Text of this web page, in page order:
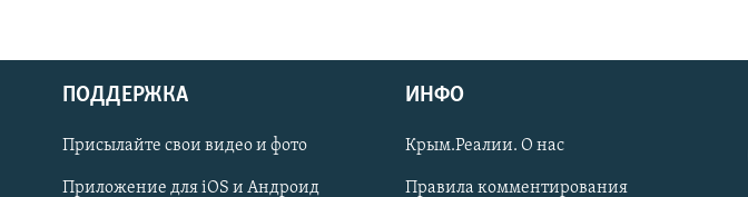
Українською
Qırımtatar
ПОДДЕРЖКА
Присылайте свои видео и фото
Приложение для iOS и Андроид
ИНФО
Крым.Реалии. О нас
Правила комментирования